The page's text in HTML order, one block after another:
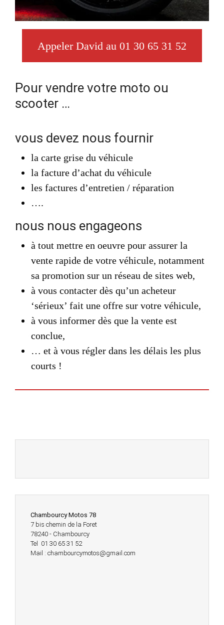
Appeler David au 01 30 65 31 52
Pour vendre votre moto ou
scooter …
vous devez nous fournir
la carte grise du véhicule
la facture d’achat du véhicule
les factures d’entretien / réparation
….
nous nous engageons
à tout mettre en oeuvre pour assurer la
vente rapide de votre véhicule, notamment
sa promotion sur un réseau de sites web,
à vous contacter dès qu’un acheteur
‘sérieux’ fait une offre sur votre véhicule,
à vous informer dès que la vente est
conclue,
… et à vous régler dans les délais les plus
courts !
Chambourcy Motos 78
7 bis chemin de la Foret
78240 - Chambourcy
Tel 01 30 65 31 52
Mail : chambourcymotos@gmail.com